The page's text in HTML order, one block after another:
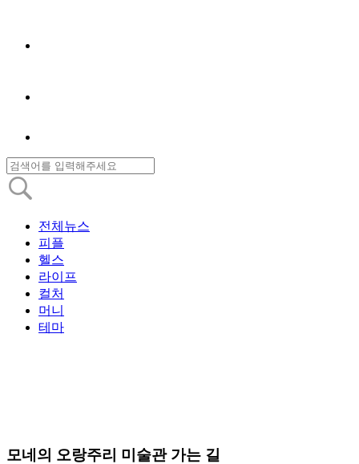
전체뉴스
피플
헬스
라이프
컬처
머니
테마
모네의 오랑주리 미술관 가는 길